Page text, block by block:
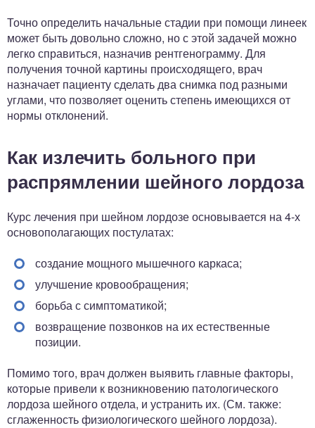
Точно определить начальные стадии при помощи линеек
может быть довольно сложно, но с этой задачей можно
легко справиться, назначив рентгенограмму. Для
получения точной картины происходящего, врач
назначает пациенту сделать два снимка под разными
углами, что позволяет оценить степень имеющихся от
нормы отклонений.
Как излечить больного при
распрямлении шейного лордоза
Курс лечения при шейном лордозе основывается на 4-х
основополагающих постулатах:
создание мощного мышечного каркаса;
улучшение кровообращения;
борьба с симптоматикой;
возвращение позвонков на их естественные
позиции.
Помимо того, врач должен выявить главные факторы,
которые привели к возникновению патологического
лордоза шейного отдела, и устранить их. (См. также:
сглаженность физиологического шейного лордоза).